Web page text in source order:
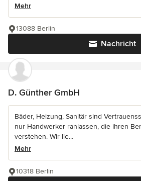
Mehr
Nachricht
13088 Berlin
D. Günther GmbH
Bäder, Heizung, Sanitär sind
nur Handwerker ranlassen, die ihren
verstehen. Wir lie...
Mehr
10318 Berlin